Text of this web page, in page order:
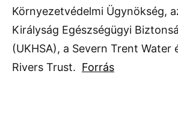
Környezetvédelmi Ügynökség,
Királyság Egészségügyi
(UKHSA), a Severn Trent Water
Rivers Trust. Forrás